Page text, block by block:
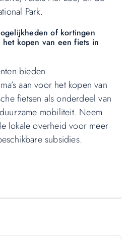
Park.
of kortingen
kopen van een fiets in
bieden
aan voor het kopen van
fietsen als onderdeel van
mobiliteit. Neem
lokale overheid voor meer
subsidies.